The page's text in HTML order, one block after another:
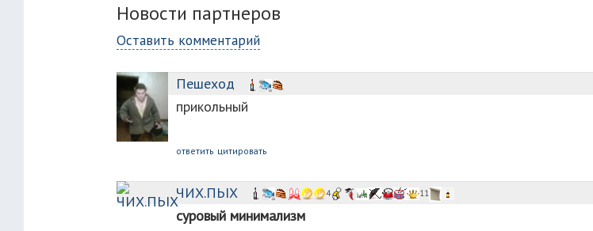
Новости партнеров
Оставить комментарий
Пешеход
прикольный
ответить цитировать
ЧИХ.ПЬIX 4 11
суровый минимализм